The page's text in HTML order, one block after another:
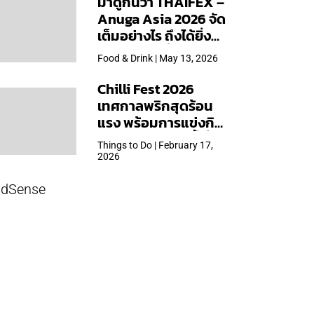
Anuga Asia 2026 จัด
เต็มอย่างไร ถึงได้ยิ่ง
ใหญ่สุดเท่าที่เคยจัดมา
Food & Drink | May 13, 2026
Chilli Fest 2026
เทศกาลพริกสุดร้อน
แรง พร้อมการแข่งกิน
พริก จัด 28 มี.ค.นี้ ที่โรง
แรมคิมป์ตัน มาลัยฯ
Things to Do | February 17,
2026